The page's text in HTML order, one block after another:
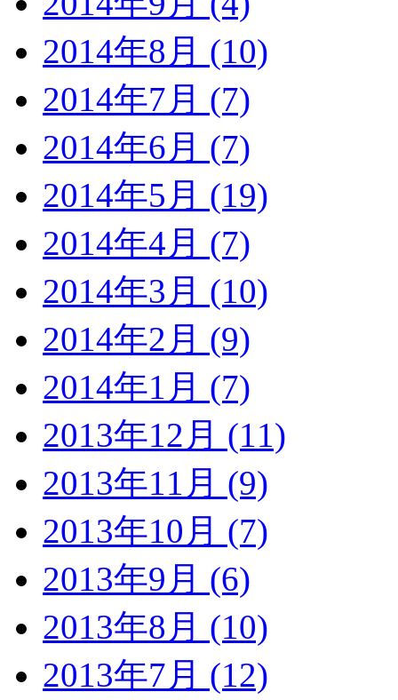
2014年8月 (10)
2014年7月 (7)
2014年6月 (7)
2014年5月 (19)
2014年4月 (7)
2014年3月 (10)
2014年2月 (9)
2014年1月 (7)
2013年12月 (11)
2013年11月 (9)
2013年10月 (7)
2013年9月 (6)
2013年8月 (10)
2013年7月 (12)